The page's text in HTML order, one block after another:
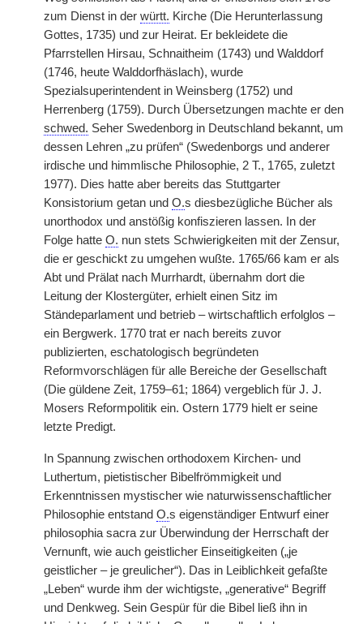
zum Dienst in der württ. Kirche (Die Herunterlassung
Gottes, 1735) und zur Heirat. Er bekleidete die
Pfarrstellen Hirsau, Schnaitheim (1743) und Walddorf
(1746, heute Walddorfhäslach), wurde
Spezialsuperintendent in Weinsberg (1752) und
Herrenberg (1759). Durch Übersetzungen machte er den
schwed. Seher Swedenborg in Deutschland bekannt, um
dessen Lehren „zu prüfen“ (Swedenborgs und anderer
irdische und himmlische Philosophie, 2 T., 1765, zuletzt
1977). Dies hatte aber bereits das Stuttgarter
Konsistorium getan und O.s diesbezügliche Bücher als
unorthodox und anstößig konfiszieren lassen. In der
Folge hatte O. nun stets Schwierigkeiten mit der Zensur,
die er geschickt zu umgehen wußte. 1765/66 kam er als
Abt und Prälat nach Murrhardt, übernahm dort die
Leitung der Klostergüter, erhielt einen Sitz im
Ständeparlament und betrieb – wirtschaftlich erfolglos –
ein Bergwerk. 1770 trat er nach bereits zuvor
publizierten, eschatologisch begründeten
Reformvorschlägen für alle Bereiche der Gesellschaft
(Die güldene Zeit, 1759–61; 1864) vergeblich für J. J.
Mosers Reformpolitik ein. Ostern 1779 hielt er seine
letzte Predigt.
In Spannung zwischen orthodoxem Kirchen- und
Luthertum, pietistischer Bibelfrömmigkeit und
Erkenntnissen mystischer wie naturwissenschaftlicher
Philosophie entstand O.s eigenständiger Entwurf einer
philosophia sacra zur Überwindung der Herrschaft der
Vernunft, wie auch geistlicher Einseitigkeiten („je
geistlicher – je greulicher“). Das in Leiblichkeit gefaßte
„Leben“ wurde ihm der wichtigste, „generative“ Begriff
und Denkweg. Sein Gespür für die Bibel ließ ihn in